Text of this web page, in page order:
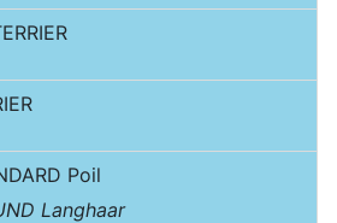
Poil
Langhaar